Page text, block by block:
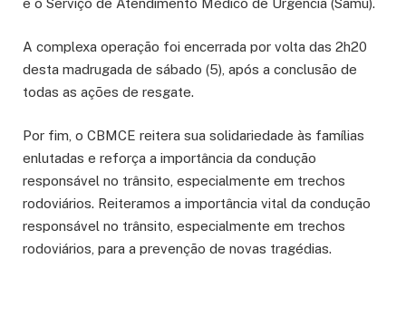
A complexa operação foi encerrada por volta das 2h20
desta madrugada de sábado (5), após a conclusão de
todas as ações de resgate.
Por fim, o CBMCE reitera sua solidariedade às famílias
enlutadas e reforça a importância da condução
responsável no trânsito, especialmente em trechos
rodoviários. Reiteramos a importância vital da condução
responsável no trânsito, especialmente em trechos
rodoviários, para a prevenção de novas tragédias.